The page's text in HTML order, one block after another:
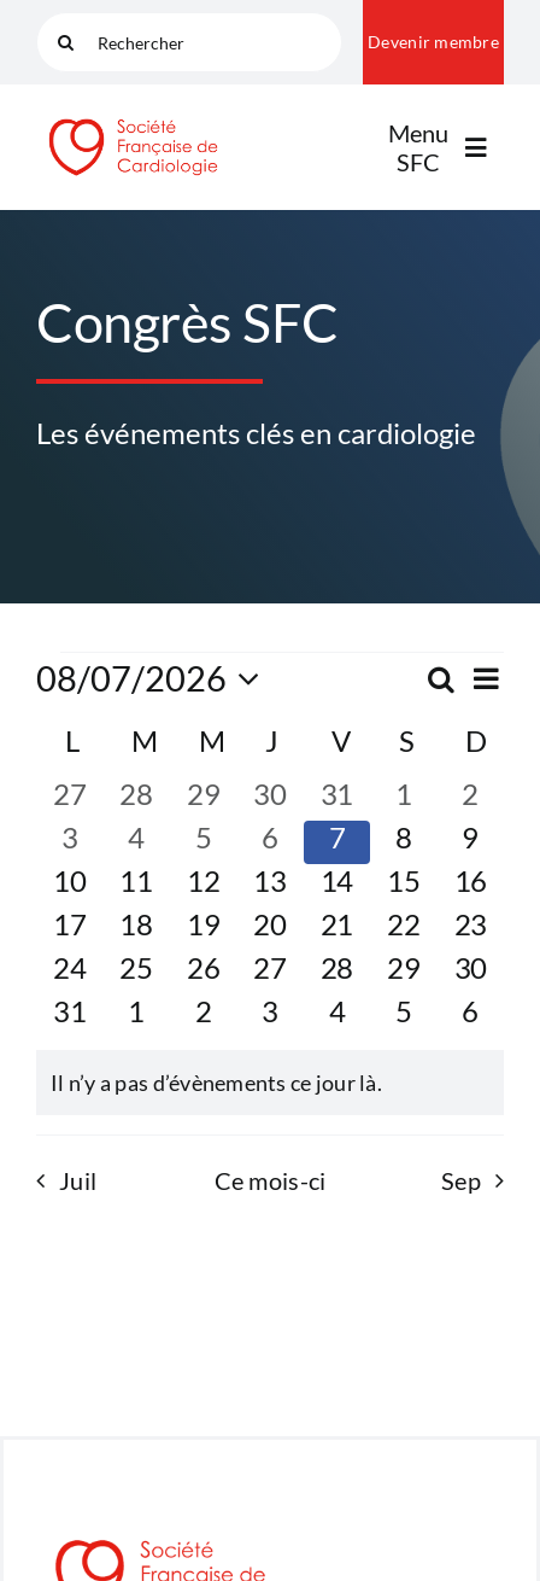
Rechercher: Devenir membre
Menu
SFC
NOS COMMUNAUTÉS
PUBLICATIONS
PRIX ET BOURSES
FORMATION
Congrès SFC
Les événements clés en cardiologie
Évènements
de
vues
vues
Mois
08/07/2026
Sélectionnez
une
date.
Calendrier
de
Évènements
LlundiM mardi
M mercredi
J jeudiV vendredi
S samedi
D
0
évènements
27
0
évènements
28
0
évènements
29
0
évènements
30
0
évènements
31
0
1
0
2
0
évènements
3
0
évènements
4
0
évènements
5
0
évènements
6
0
évènements
7
0
8
0
9
0
évènements
10
0
évènements
11
0
évènements
12
0
évènements
13
0
évènements
14
0
évènements
15
0
16
0
évènements
17
0
évènements
18
0
évènements
19
0
évènements
20
0
évènements
21
0
évènements
22
0
23
0
évènements
24
0
évènements
25
0
évènements
26
0
évènements
27
0
évènements
28
0
évènements
29
0
30
0
31
0
1
0
2
0
3
0
4
0
5
0
6
Notice
Il n’y a pas d’évènements ce jour là.
Juil Ce mois-ci Sep